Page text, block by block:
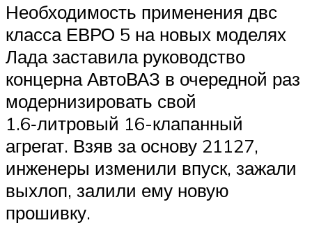
Необходимость применения двс
класса ЕВРО 5 на новых моделях
Лада заставила руководство
концерна АвтоВАЗ в очередной раз
модернизировать свой
1.6‑литровый 16-клапанный
агрегат. Взяв за основу 21127,
инженеры изменили впуск, зажали
выхлоп, залили ему новую
прошивку.